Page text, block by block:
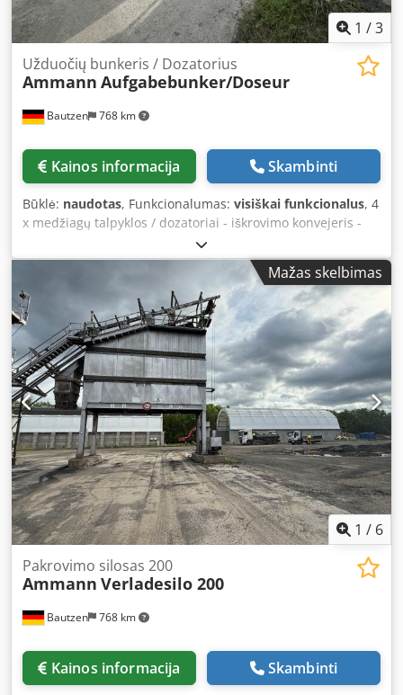
1 /3
Bautzen 768 km
Užduočių bunkeris / Dozatorius
Ammann Aufgabebunker/Doseur
Kainos informacija Skambinti
Būklė: naudotas, Funkcionalumas: visiškai funkcionalus, 4
x medžiagų talpyklos / dozatoriai - iškrovimo konvejeris -
transportavimo / perdavimo konvejeris - esant, elektros
įranga Dcjdpjzq S Hujfx Aklek
Mažas skelbimas
1 / 6
Bautzen 768 km
Pakrovimo silosas 200
Ammann Verladesilo 200
Kainos informacija Skambinti